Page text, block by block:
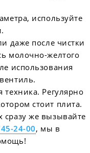
используйте
даже после чистки
молочно-желтого
использования
техника. Регулярно
стоит плита.
сразу же вызывайте
24-00, мы в